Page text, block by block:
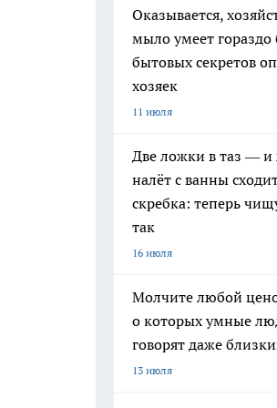
Оказывается,
мыло умеет гораздо
бытовых секретов
хозяек
11 июля
Две ложки в таз —
налёт с ванны
скребка: теперь
так
16 июля
Молчите любой
о которых умные
говорят даже
13 июля